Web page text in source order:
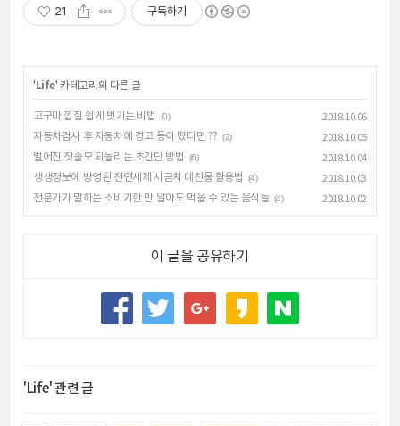
21 구독하기
' Life' 카테고리의 다른 글
고구마 껍질 쉽게 벗기는 비법 (0)
2018.10.06
자동차검사 후 자동차에 경고 등이 떴다면 ?? (2)
2018.10.05
벌어진 칫솔모 되돌리는 초간단 방법
(6)
2018.10.04
생생정보에 방영된 천연세제 시금치 데친물 활용법
(4)
2018.10.03
전문가가 말하는 소비기한 만 알아도 먹을 수 있는 음식들 (4) 2018.10.02
이 글을 공유하기
'Life' 관련 글